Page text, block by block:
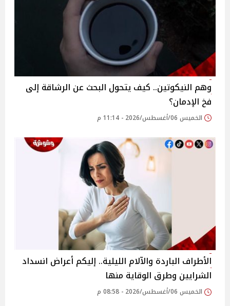
وهم النيكوتين.. كيف يتحول البحث عن الرشاقة إلى
فخ الإدمان؟
الخميس 06/أغسطس/2026 - 11:14 م
الأطراف الباردة والآلام الليلية.. إليكم أعراض انسداد
الشرايين وطرق الوقاية منها
الخميس 06/أغسطس/2026 - 08:58 م